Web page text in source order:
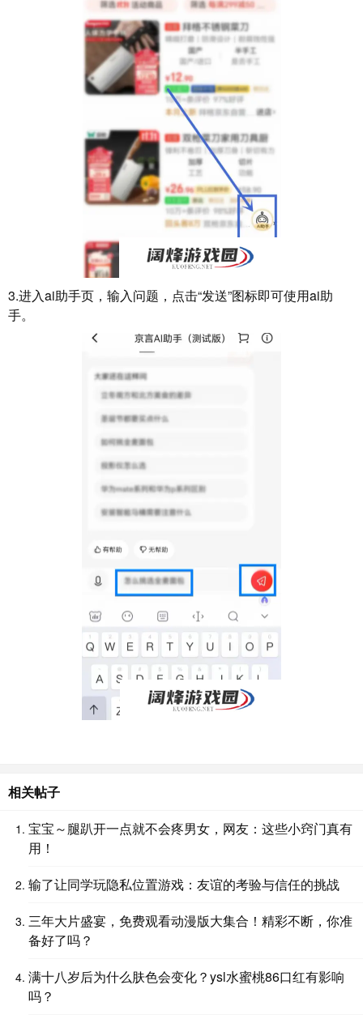
3.进入ai助手页，输入问题，点击“发送”图标即可使用ai助
手。
相关帖子
宝宝～腿趴开一点就不会疼男女，网友：这些小窍门真有
用！
输了让同学玩隐私位置游戏：友谊的考验与信任的挑战
三年大片盛宴，免费观看动漫版大集合！精彩不断，你准
备好了吗？
满十八岁后为什么肤色会变化？ysl水蜜桃86口红有影响
吗？